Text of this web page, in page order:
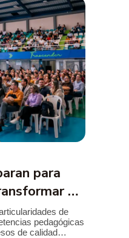
para
el
de
pedagógicas
de calidad